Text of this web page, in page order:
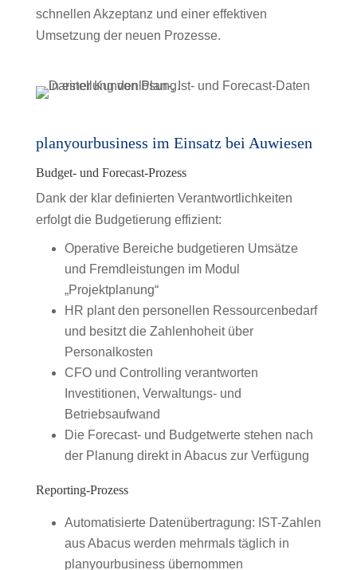
schnellen Akzeptanz und einer effektiven
Umsetzung der neuen Prozesse.
planyourbusiness im Einsatz bei Auwiesen
Budget- und Forecast-Prozess
Dank der klar definierten Verantwortlichkeiten
erfolgt die Budgetierung effizient:
Operative Bereiche budgetieren Umsätze
und Fremdleistungen im Modul
„Projektplanung“
HR plant den personellen Ressourcenbedarf
und besitzt die Zahlenhoheit über
Personalkosten
CFO und Controlling verantworten
Investitionen, Verwaltungs- und
Betriebsaufwand
Die Forecast- und Budgetwerte stehen nach
der Planung direkt in Abacus zur Verfügung
Reporting-Prozess
Automatisierte Datenübertragung: IST-Zahlen
aus Abacus werden mehrmals täglich in
planyourbusiness übernommen